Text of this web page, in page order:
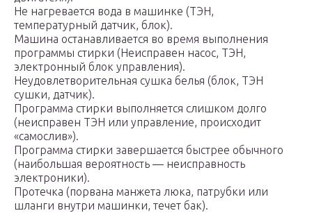
Не нагревается вода в машинке (ТЭН,
температурный датчик, блок).
Машина останавливается во время выполнения
программы стирки (Неисправен насос, ТЭН,
электронный блок управления).
Неудовлетворительная сушка белья (блок, ТЭН
сушки, датчик).
Программа стирки выполняется слишком долго
(неисправен ТЭН или управление, происходит
«самослив»).
Программа стирки завершается быстрее обычного
(наибольшая вероятность — неисправность
электроники).
Протечка (порвана манжета люка, патрубки или
шланги внутри машинки, течет бак).